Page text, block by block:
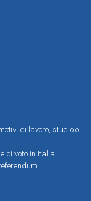
di lavoro, studio o
di voto in Italia